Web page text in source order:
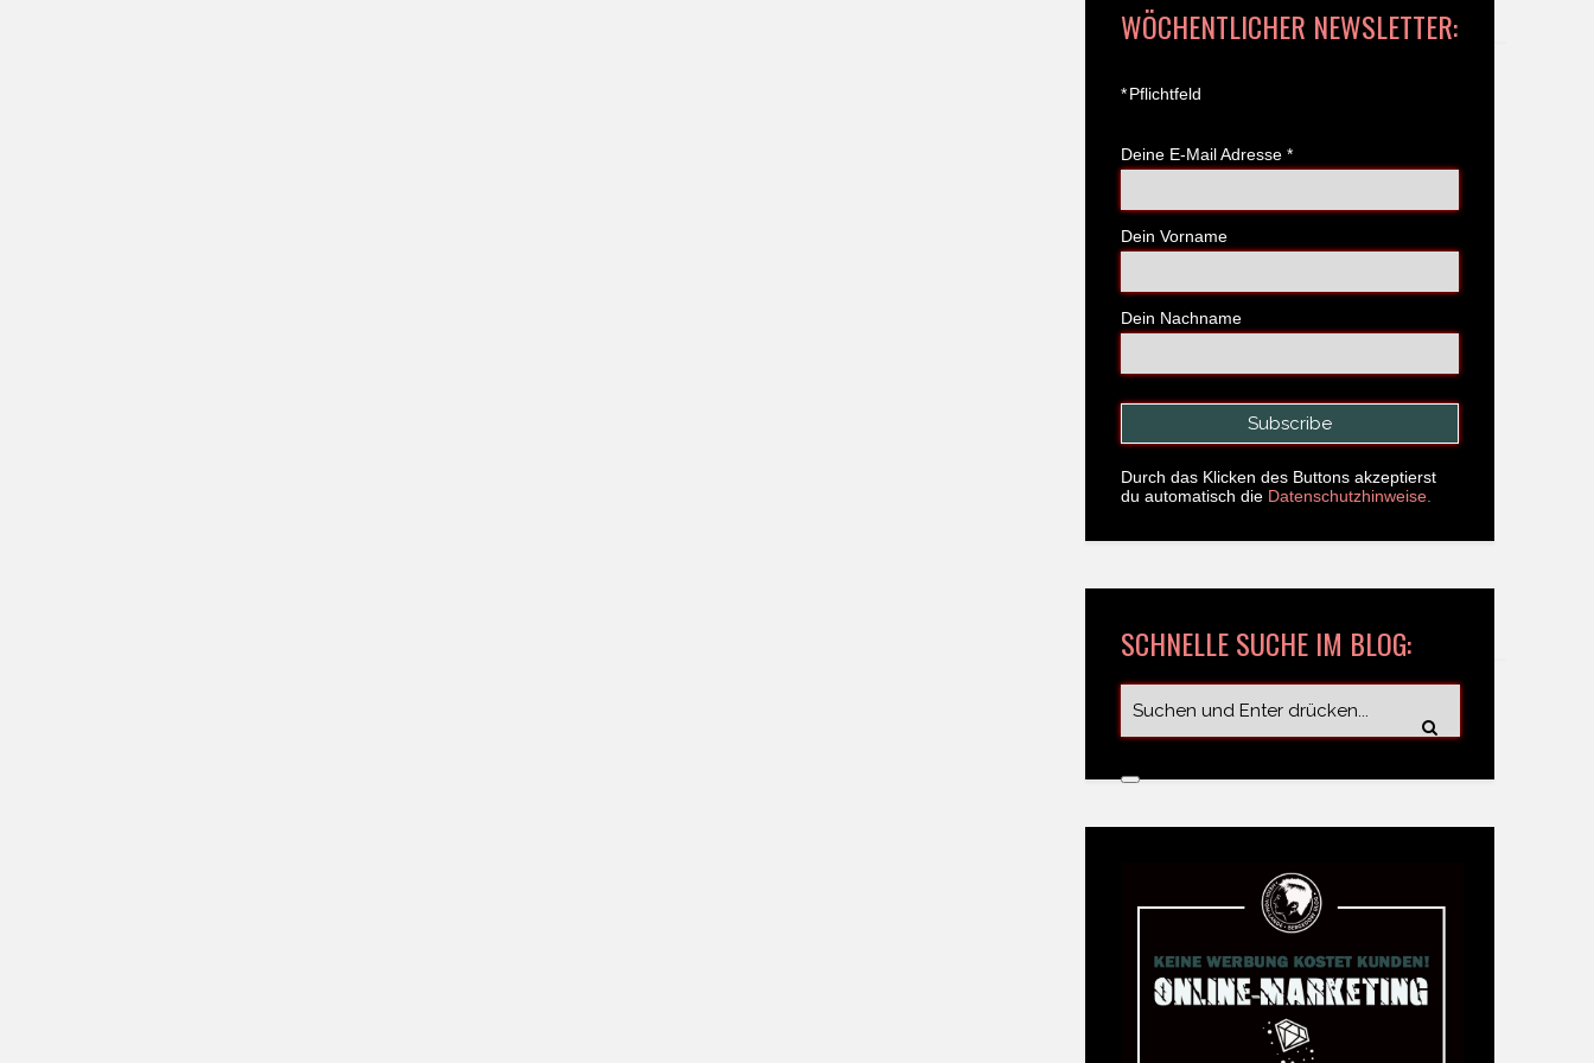
WÖCHENTLICHER NEWSLETTER:
*Pflichtfeld
Deine E-Mail Adresse *
Dein Vorname
Dein Nachname
Durch das Klicken des Buttons akzeptierst
du automatisch die Datenschutzhinweise.
SCHNELLE SUCHE IM BLOG: